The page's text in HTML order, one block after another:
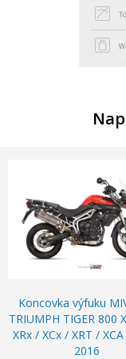
Koncovka výfuku
TRIUMPH TIGER 800
XRx / XCx / XRT /
2016